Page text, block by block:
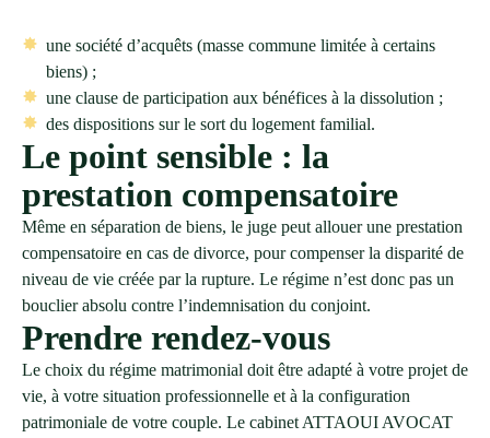
une société d’acquêts (masse commune limitée à certains
biens) ;
une clause de participation aux bénéfices à la dissolution ;
des dispositions sur le sort du logement familial.
Le point sensible : la
prestation compensatoire
Même en séparation de biens, le juge peut allouer une prestation
compensatoire en cas de divorce, pour compenser la disparité de
niveau de vie créée par la rupture. Le régime n’est donc pas un
bouclier absolu contre l’indemnisation du conjoint.
Prendre rendez-vous
Le choix du régime matrimonial doit être adapté à votre projet de
vie, à votre situation professionnelle et à la configuration
patrimoniale de votre couple. Le cabinet ATTAOUI AVOCAT